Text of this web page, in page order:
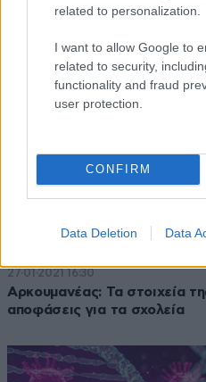
related to personalization.
I want to allow Google to
related to security,
functionality and fraud
user protection.
CONFIRM
Data Deletion Data
27·01·2021 16:30
Αρκουμανέας: Τα στοιχεία
αποφάσεις για τα σχολεία